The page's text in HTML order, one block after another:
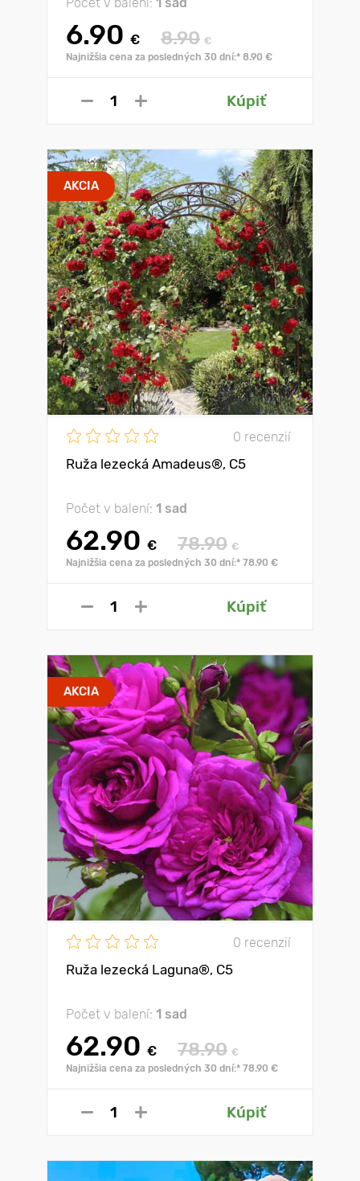
6.90 € 8.90 €
Najnižšia cena za posledných 30 dní:* 8.90 €
Kúpiť
AKCIA
0 recenzií
Ruža lezecká Amadeus®, C5
Počet v balení: 1 sad
62.90 € 78.90 €
Najnižšia cena za posledných 30 dní:* 78.90 €
Kúpiť
AKCIA
0 recenzií
Ruža lezecká Laguna®, C5
Počet v balení: 1 sad
62.90 € 78.90 €
Najnižšia cena za posledných 30 dní:* 78.90 €
Kúpiť